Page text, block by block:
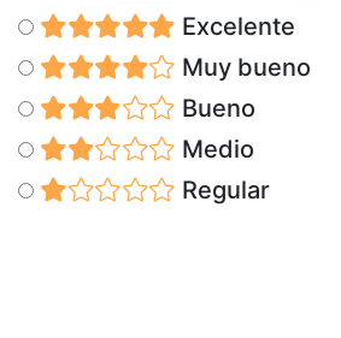
Excelente
Muy bueno
Bueno
Medio
Regular